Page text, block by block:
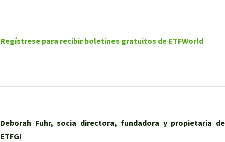
Regístrese para recibir boletines gratuitos de ETFWorld
Deborah Fuhr, socia directora, fundadora y propietaria de
ETFGI